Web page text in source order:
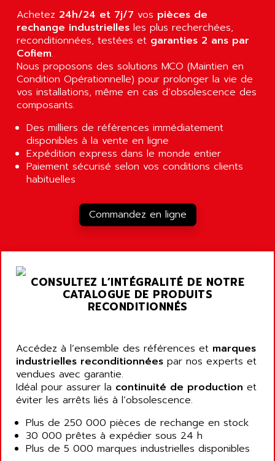
KRC2
ABR7
VR1B
MDLD
MENTOR 2
KRC1
MULTICONTROL
SYSDRIVE
ACI
ACOPOS
SYNCHRONOUS SERVO MOTOR
Kinetix 6000
MELSEC
SIMOVERT P
RTS
VPC
XBLC
2500M
2500
AROLIT-PLASTIC
ARPEGE
ARPS
ARROW PNEUMATIC
ARSEFRAM
ARSILICII
ARSOFT
ART
ARTECHE
ARTECHNIC
ARTESYN
ARTESYN EMBEDDED TECHNOLOGIES
ARTIS
ARX
ASAHI ENGINEERING
ASANTE
ASC
ASCII
ASCO
ASCOM
ASCON
Achetez 24h/24 et 7j/7 vos pièces de
rechange industrielles les plus recherchées,
reconditionnées, testées et garanties 2 ans par
Cofiem.
Nous proposons des solutions MCO (Maintien en
Condition Opérationnelle) pour prolonger la vie de
vos installations, même en cas d’obsolescence des
composants.
Des milliers de références immédiatement
disponibles à la vente en ligne
Expédition express dans le monde entier
Paiement sécurisé selon vos conditions clients
habituelles
Commandez en ligne
CONSULTEZ L’INTÉGRALITÉ DE NOTRE
CATALOGUE DE PRODUITS
RECONDITIONNÉS
Accédez à l’ensemble des références et marques
industrielles reconditionnées par nos experts et
vendues avec garantie.
Idéal pour assurer la continuité de production et
éviter les arrêts liés à l’obsolescence.
Plus de 250 000 pièces de rechange en stock
30 000 prêtes à expédier sous 24 h
Plus de 5 000 marques industrielles disponibles